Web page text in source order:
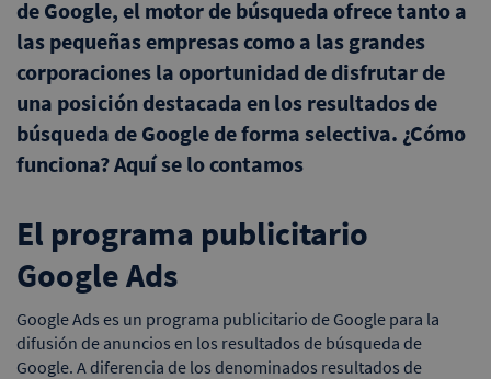
de Google, el motor de búsqueda ofrece tanto a
las pequeñas empresas como a las grandes
corporaciones la oportunidad de disfrutar de
una posición destacada en los resultados de
búsqueda de Google de forma selectiva. ¿Cómo
funciona? Aquí se lo contamos
El programa publicitario
Google Ads
Google Ads es un programa publicitario de Google para la
difusión de anuncios en los resultados de búsqueda de
Google. A diferencia de los denominados resultados de